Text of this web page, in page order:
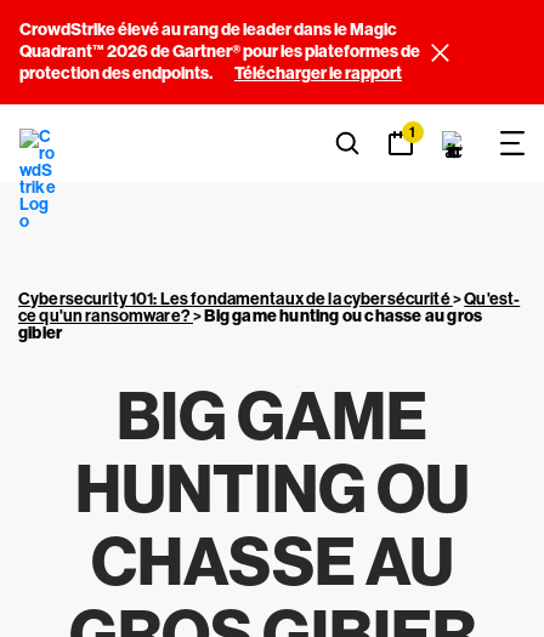
CrowdStrike élevé au rang de leader dans le Magic
Quadrant™ 2026 de Gartner® pour les plateformes de
protection des endpoints.
Télécharger le rapport
1
Cybersecurity 101: Les fondamentaux de la cybersécurité>Qu'est-
ce qu'un ransomware?>Big game hunting ou chasse au gros
gibier
BIG GAME
HUNTING OU
CHASSE AU